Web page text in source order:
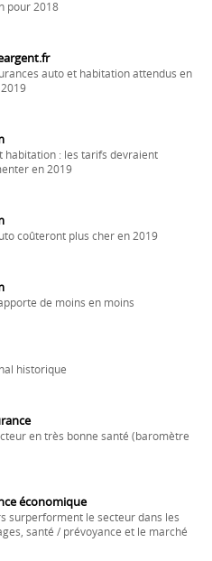
pour 2018
auto et habitation attendus en
habitation : les tarifs devraient
en 2019
coûteront plus cher en 2019
de moins en moins
historique
en très bonne santé (baromètre
économique
surperforment le secteur dans les
santé / prévoyance et le marché